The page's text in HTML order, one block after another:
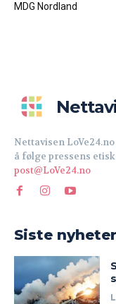
MDG Nordland
Nettavisen
å følge pressens
post@LoVe24.no
Siste nyheter